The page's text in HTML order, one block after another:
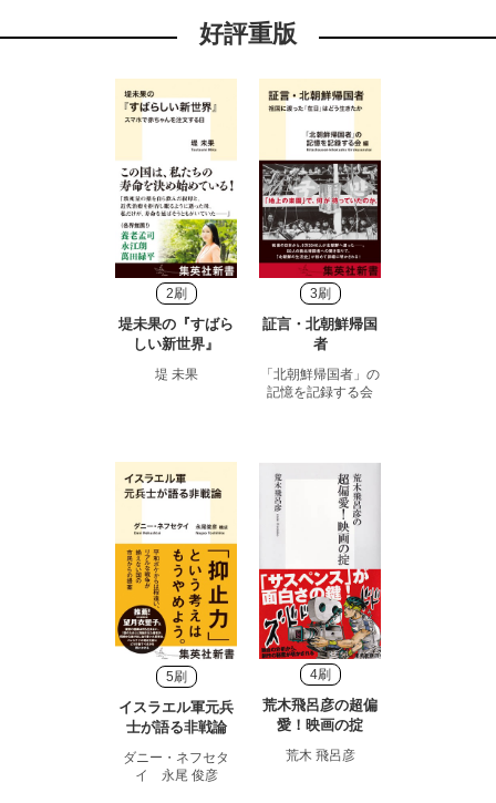
好評重版
2刷
堤未果の『すばら
しい新世界』
堤 未果
3刷
証言・北朝鮮帰国
者
「北朝鮮帰国者」の
記憶を記録する会
5刷
イスラエル軍元兵
士が語る非戦論
ダニー・ネフセタ
イ 永尾 俊彦
4刷
荒木飛呂彦の超偏
愛！映画の掟
荒木 飛呂彦